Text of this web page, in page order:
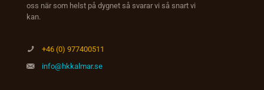
oss när som helst på dygnet så svarar vi så snart vi
kan.
+46 (0) 977400511
info@hkkalmar.se